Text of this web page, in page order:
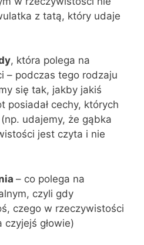
z tatą, który udaje
, która polega na
– podczas tego rodzaju
się tak, jakby jakiś
posiadał cechy, których
udajemy, że gąbka
jest czyta i nie
– co polega na
czyli gdy
czego w rzeczywistości
głowie)